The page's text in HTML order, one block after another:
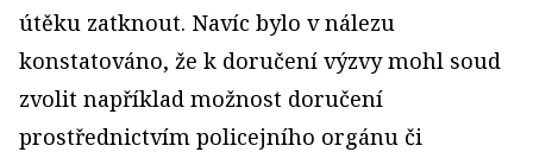
útěku zatknout. Navíc bylo v nálezu
konstatováno, že k doručení výzvy mohl soud
zvolit například možnost doručení
prostřednictvím policejního orgánu či